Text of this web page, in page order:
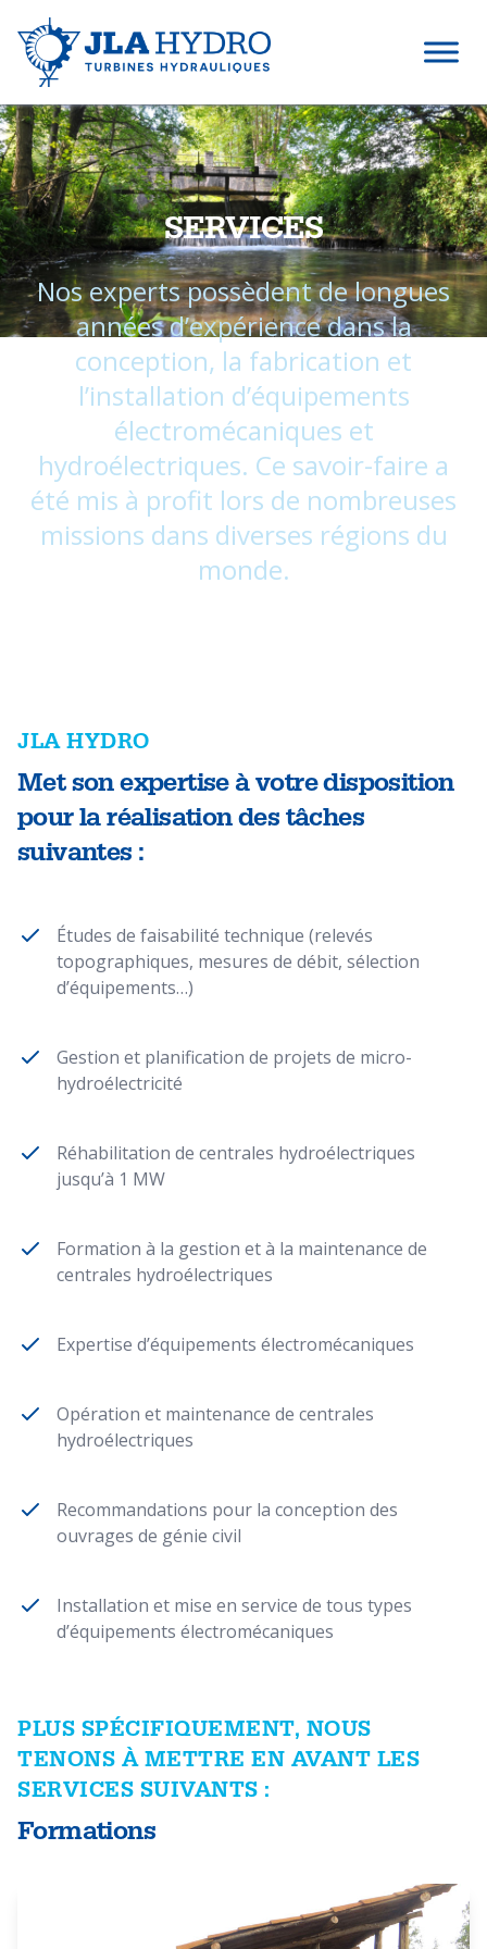
SERVICES
Nos experts possèdent de longues
années d’expérience dans la
conception, la fabrication et
l’installation d’équipements
électromécaniques et
hydroélectriques. Ce savoir-faire a
été mis à profit lors de nombreuses
missions dans diverses régions du
monde.
JLA HYDRO
Met son expertise à votre disposition
pour la réalisation des tâches
suivantes :
Études de faisabilité technique (relevés
topographiques, mesures de débit, sélection
d’équipements…)
Gestion et planification de projets de micro-
hydroélectricité
Réhabilitation de centrales hydroélectriques
jusqu’à 1 MW
Formation à la gestion et à la maintenance de
centrales hydroélectriques
Expertise d’équipements électromécaniques
Opération et maintenance de centrales
hydroélectriques
Recommandations pour la conception des
ouvrages de génie civil
Installation et mise en service de tous types
d’équipements électromécaniques
PLUS SPÉCIFIQUEMENT, NOUS
TENONS À METTRE EN AVANT LES
SERVICES SUIVANTS :
Formations